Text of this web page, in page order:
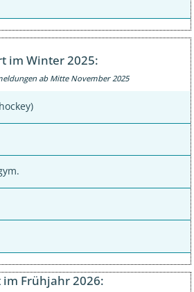
im Winter 2025:
ab Mitte November 2025
im Frühjahr 2026: